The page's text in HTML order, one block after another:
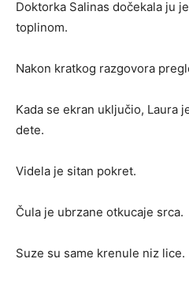
Doktorka Salinas dočekala ju
toplinom.
Nakon kratkog razgovora
Kada se ekran uključio, Laura
dete.
Videla je sitan pokret.
Čula je ubrzane otkucaje srca.
Suze su same krenule niz lice.